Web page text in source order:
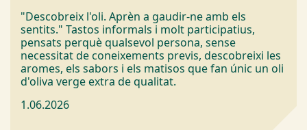
"Descobreix l'oli. Aprèn a gaudir-ne amb els
sentits." Tastos informals i molt participatius,
pensats perquè qualsevol persona, sense
necessitat de coneixements previs, descobreixi les
aromes, els sabors i els matisos que fan únic un oli
d'oliva verge extra de qualitat.
1.06.2026